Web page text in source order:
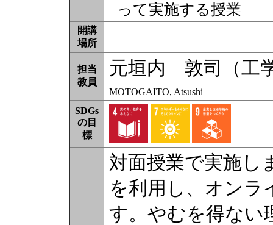
って実施する授業
開講
場所
担当
教員
元垣内 敦司（工
MOTOGAITO, Atsushi
SDGs
の目
標
対面授業で実施し
を利用し、オンラ
す。やむを得ない